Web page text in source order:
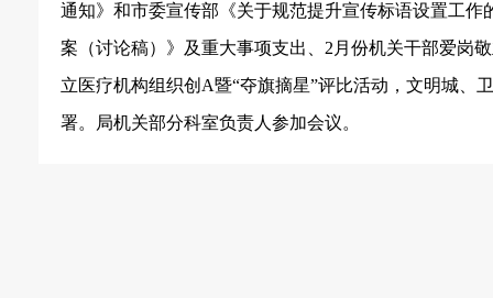
通知》和市委宣传部《关于规范提升宣传标语设置工
案（讨论稿）》及重大事项支出、2月份机关干部爱岗
立医疗机构组织创A暨“夺旗摘星”评比活动，文明城、
署。局机关部分科室负责人参加会议。